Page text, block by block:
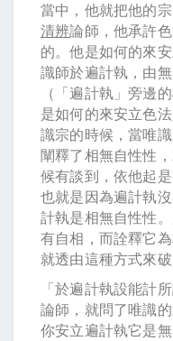
當中，他就把他的
清辨論師，他承許
的。他是如何的來
識師於遍計執，由
（「遍計執」旁邊
是如何的來安立色
識宗的時候，當唯
闡釋了相無自性性
候有談到，依他起
也就是因為遍計執
計執是相無自性性
有自相，而詮釋它
就透由這種方式來破
「於遍計執設能計
論師，就問了唯識
你安立遍計執它是